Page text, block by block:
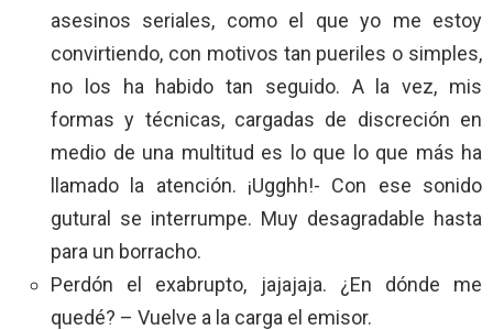
asesinos seriales, como el que yo me estoy
convirtiendo, con motivos tan pueriles o simples,
no los ha habido tan seguido. A la vez, mis
formas y técnicas, cargadas de discreción en
medio de una multitud es lo que lo que más ha
llamado la atención. ¡Ugghh!- Con ese sonido
gutural se interrumpe. Muy desagradable hasta
para un borracho.
Perdón el exabrupto, jajajaja. ¿En dónde me
quedé? – Vuelve a la carga el emisor.